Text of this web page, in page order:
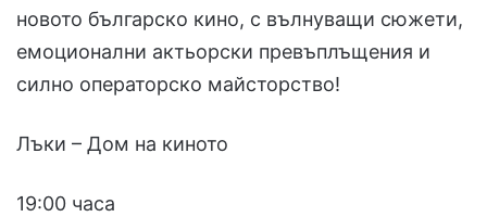
новото българско кино, с вълнуващи сюжети,
емоционални актьорски превъплъщения и
силно операторско майсторство!
Лъки – Дом на киното
19:00 часа